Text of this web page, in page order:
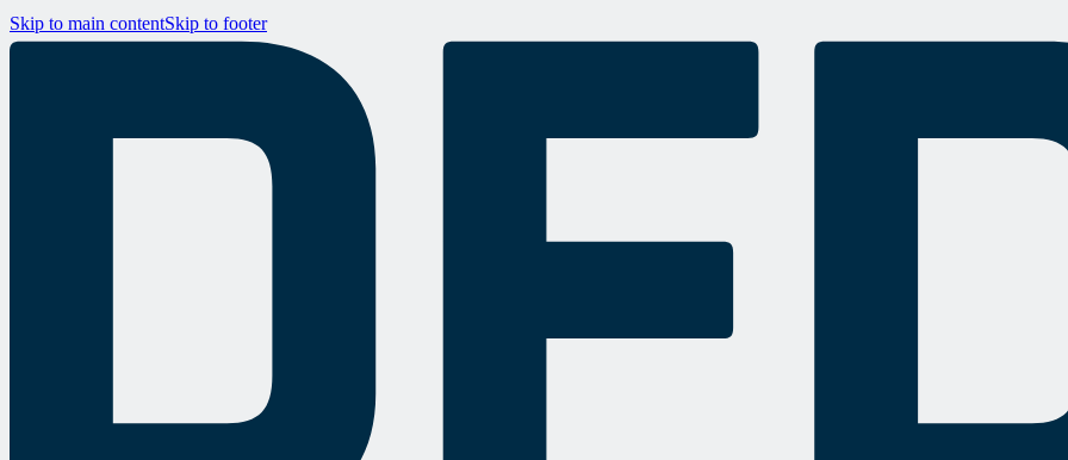
Skip to main contentSkip to footer